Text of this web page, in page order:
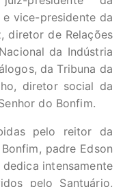
vice-presidente da
diretor de Relações
da Indústria
da Tribuna da
diretor social da
do Bonfim.
pelo reitor da
padre Edson
intensamente
pelo Santuário,